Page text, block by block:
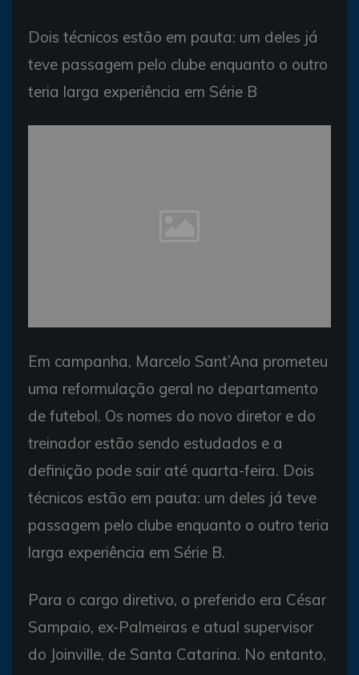
Dois técnicos estão em pauta: um deles já
teve passagem pelo clube enquanto o outro
teria larga experiência em Série B
Em campanha, Marcelo Sant’Ana prometeu
uma reformulação geral no departamento
de futebol. Os nomes do novo diretor e do
treinador estão sendo estudados e a
definição pode sair até quarta-feira. Dois
técnicos estão em pauta: um deles já teve
passagem pelo clube enquanto o outro teria
larga experiência em Série B.
Para o cargo diretivo, o preferido era César
Sampaio, ex-Palmeiras e atual supervisor
do Joinville, de Santa Catarina. No entanto,